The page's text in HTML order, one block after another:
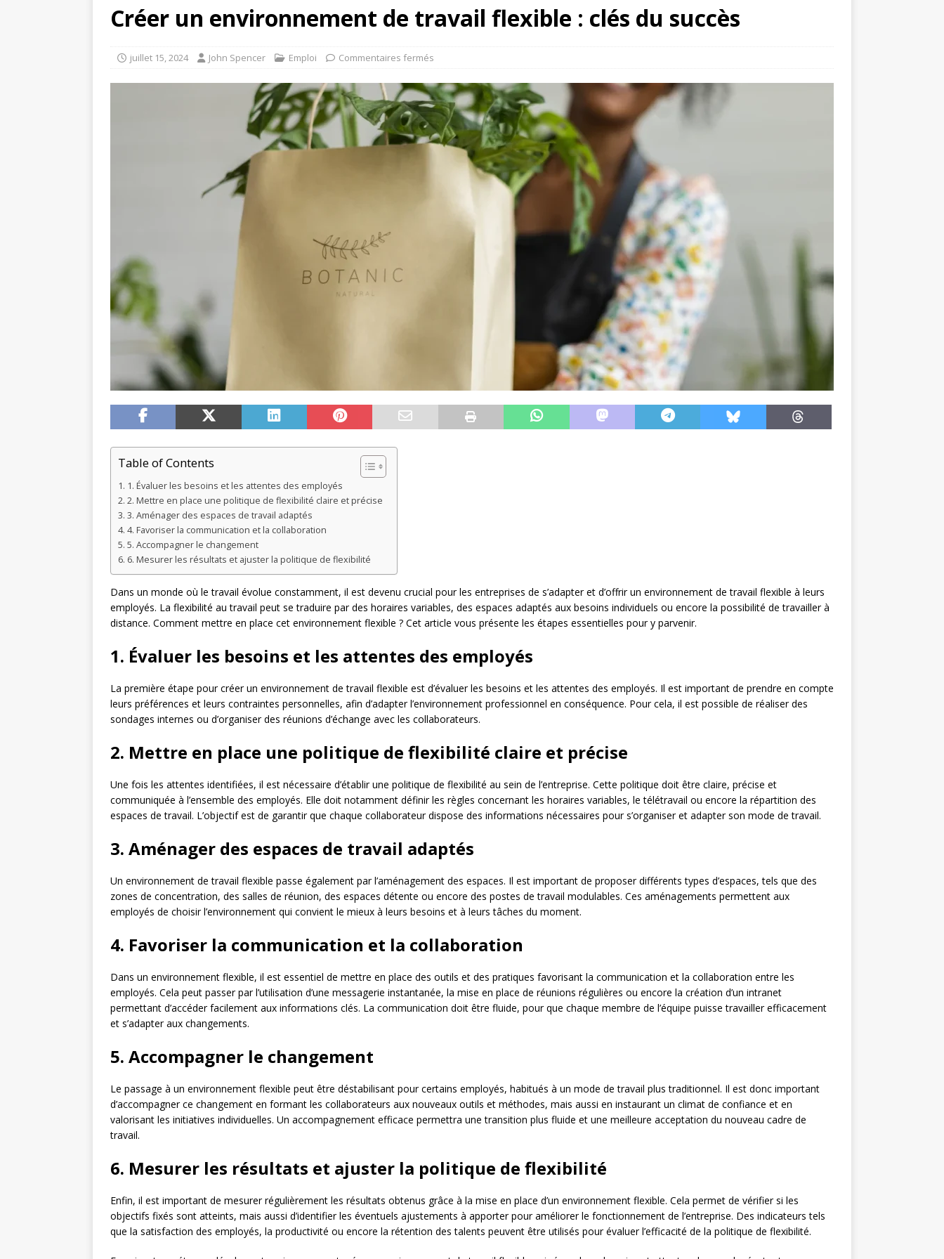
Créer un environnement de travail flexible : clés du succès
juillet 15, 2024 John Spencer Emploi Commentaires fermés
Table of Contents
1. Évaluer les besoins et les attentes des employés
2. Mettre en place une politique de flexibilité claire et précise
3. Aménager des espaces de travail adaptés
4. Favoriser la communication et la collaboration
5. Accompagner le changement
6. Mesurer les résultats et ajuster la politique de flexibilité
Dans un monde où le travail évolue constamment, il est devenu crucial pour les entreprises de s’adapter et d’offrir un environnement de travail flexible à leurs
employés. La flexibilité au travail peut se traduire par des horaires variables, des espaces adaptés aux besoins individuels ou encore la possibilité de travailler à
distance. Comment mettre en place cet environnement flexible ? Cet article vous présente les étapes essentielles pour y parvenir.
1. Évaluer les besoins et les attentes des employés
La première étape pour créer un environnement de travail flexible est d’évaluer les besoins et les attentes des employés. Il est important de prendre en compte
leurs préférences et leurs contraintes personnelles, afin d’adapter l’environnement professionnel en conséquence. Pour cela, il est possible de réaliser des
sondages internes ou d’organiser des réunions d’échange avec les collaborateurs.
2. Mettre en place une politique de flexibilité claire et précise
Une fois les attentes identifiées, il est nécessaire d’établir une politique de flexibilité au sein de l’entreprise. Cette politique doit être claire, précise et
communiquée à l’ensemble des employés. Elle doit notamment définir les règles concernant les horaires variables, le télétravail ou encore la répartition des
espaces de travail. L’objectif est de garantir que chaque collaborateur dispose des informations nécessaires pour s’organiser et adapter son mode de travail.
3. Aménager des espaces de travail adaptés
Un environnement de travail flexible passe également par l’aménagement des espaces. Il est important de proposer différents types d’espaces, tels que des
zones de concentration, des salles de réunion, des espaces détente ou encore des postes de travail modulables. Ces aménagements permettent aux
employés de choisir l’environnement qui convient le mieux à leurs besoins et à leurs tâches du moment.
4. Favoriser la communication et la collaboration
Dans un environnement flexible, il est essentiel de mettre en place des outils et des pratiques favorisant la communication et la collaboration entre les
employés. Cela peut passer par l’utilisation d’une messagerie instantanée, la mise en place de réunions régulières ou encore la création d’un intranet
permettant d’accéder facilement aux informations clés. La communication doit être fluide, pour que chaque membre de l’équipe puisse travailler efficacement
et s’adapter aux changements.
5. Accompagner le changement
Le passage à un environnement flexible peut être déstabilisant pour certains employés, habitués à un mode de travail plus traditionnel. Il est donc important
d’accompagner ce changement en formant les collaborateurs aux nouveaux outils et méthodes, mais aussi en instaurant un climat de confiance et en
valorisant les initiatives individuelles. Un accompagnement efficace permettra une transition plus fluide et une meilleure acceptation du nouveau cadre de
travail.
6. Mesurer les résultats et ajuster la politique de flexibilité
Enfin, il est important de mesurer régulièrement les résultats obtenus grâce à la mise en place d’un environnement flexible. Cela permet de vérifier si les
objectifs fixés sont atteints, mais aussi d’identifier les éventuels ajustements à apporter pour améliorer le fonctionnement de l’entreprise. Des indicateurs tels
que la satisfaction des employés, la productivité ou encore la rétention des talents peuvent être utilisés pour évaluer l’efficacité de la politique de flexibilité.